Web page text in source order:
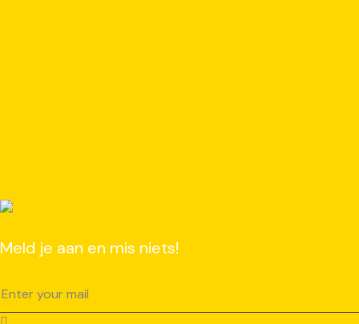
Meld je aan en mis niets!